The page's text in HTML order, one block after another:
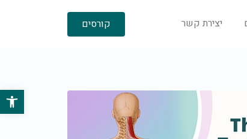
פתח
יצירת קשר קורסים